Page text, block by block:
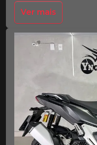
Ver mais